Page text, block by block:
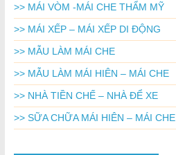
>> MÁI VÒM -MÁI CHE THẨM MỸ
>> MÁI XẾP – MÁI XẾP DI ĐỘNG
>> MẪU LÀM MÁI CHE
>> MẪU LÀM MÁI HIÊN – MÁI CHE
>> NHÀ TIỀN CHẾ – NHÀ ĐỂ XE
>> SỮA CHỮA MÁI HIÊN – MÁI CHE